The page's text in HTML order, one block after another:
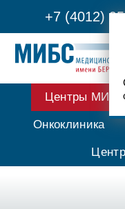
+7 (4012)
Центры
Онкоклиника